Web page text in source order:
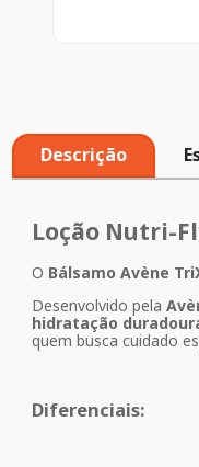
Descrição
Loção Nutri-
O Bálsamo Avène
Desenvolvido pela
hidratação
quem busca cuidado
Diferenciais: